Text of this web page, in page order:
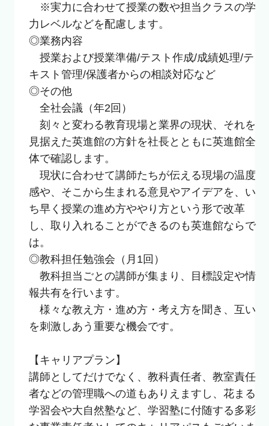
※実力に合わせて授業の数や担当クラスの学
力レベルなどを配慮します。
◎業務内容
授業および授業準備/テスト作成/成績処理/テ
キスト管理/保護者からの相談対応など
◎その他
全社会議（年2回）
刻々と変わる教育現場と業界の現状、それを
見据えた英進館の方針を社長とともに英進館全
体で確認します。
現状に合わせて講師たちが伝える現場の温度
感や、そこから生まれる意見やアイデアを、い
ち早く授業の進め方ややり方という形で改革
し、取り入れることができるのも英進館ならで
は。
◎教科担任勉強会（月1回）
教科担当ごとの講師が集まり、目標設定や情
報共有を行います。
様々な教え方・進め方・考え方を聞き、互い
を刺激しあう重要な機会です。
【キャリアプラン】
講師としてだけでなく、教科責任者、教室責任
者などの管理職への道もありえますし、花まる
学習会や大自然塾など、学習塾に付随する多彩